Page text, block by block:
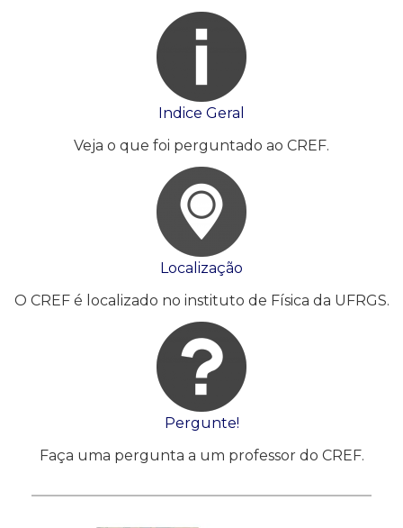
Indice Geral
Veja o que foi perguntado ao CREF.
Localização
O CREF é localizado no instituto de Física da UFRGS.
Pergunte!
Faça uma pergunta a um professor do CREF.